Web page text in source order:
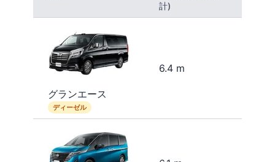
計)
グランエース
ディーゼル
6.4 m